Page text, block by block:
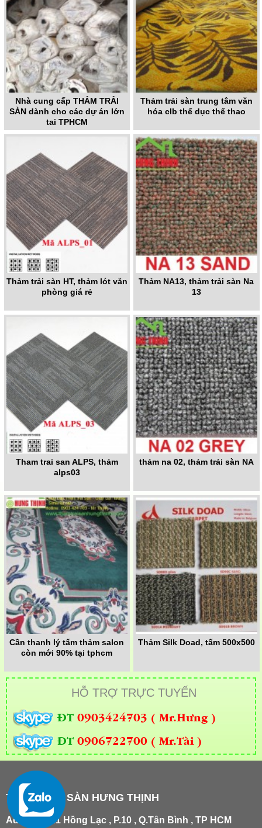
Nhà cung cấp THẢM TRẢI
SÀN dành cho các dự án lớn
tại TPHCM
Thảm trải sàn trung tâm văn
hóa clb thể dục thể thao
Thảm trải sàn HT, thảm lót văn
phòng giá rẻ
Thảm NA13, thảm trải sàn Na
13
Tham trai san ALPS, thảm
alps03
thảm na 02, thảm trải sàn NA
Cần thanh lý tấm thảm salon
còn mới 90% tại tphcm
Thảm Silk Doad, tấm 500x500
HỖ TRỢ TRỰC TUYẾN
ĐT 0903424703 ( Mr.Hưng )
ĐT 0906722700 ( Mr.Tài )
THẢM TRẢI SÀN HƯNG THỊNH
Add : 181/21 Hồng Lạc , P.10 , Q.Tân Bình , TP HCM